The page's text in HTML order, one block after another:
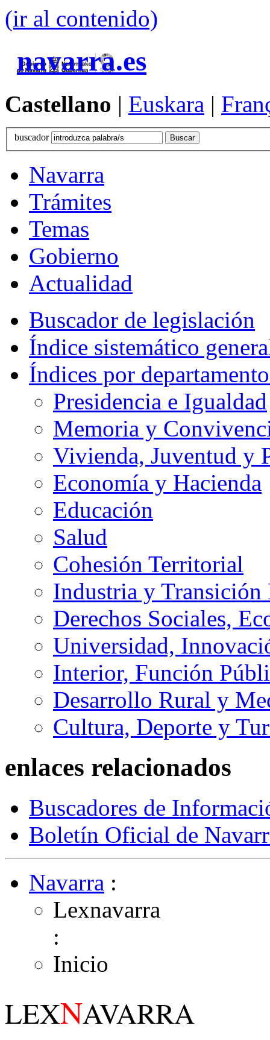
(ir al contenido)
navarra.es
Castellano | Euskara |
buscador
Navarra
Trámites
Temas
Gobierno
Actualidad
Buscador de legislación
Índice sistemático
Índices por
Presidencia e Igualdad
Memoria y
Vivienda, Juventud y
Economía y Hacienda
Educación
Salud
Cohesión Territorial
Industria y
Derechos Sociales,
Universidad,
Interior, Función
Desarrollo Rural y
Cultura, Deporte y
enlaces relacionados
Buscadores de
Boletín Oficial de
Navarra :
Lexnavarra
:
Inicio
LEXNAVARRA